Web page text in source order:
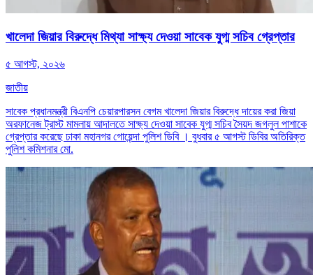
খালেদা জিয়ার বিরুদ্ধে মিথ্যা সাক্ষ্য দেওয়া সাবেক যুগ্ম সচিব গ্রেপ্তার
৫ আগস্ট, ২০২৬
জাতীয়
সাবেক প্রধানমন্ত্রী বিএনপি চেয়ারপারসন বেগম খালেদা জিয়ার বিরুদ্ধে দায়ের করা জিয়া
অরফানেজ ট্রাস্ট মামলায় আদালতে সাক্ষ্য দেওয়া সাবেক যুগ্ম সচিব সৈয়দ জগলুল পাশাকে
গ্রেপ্তার করেছে ঢাকা মহানগর গোয়েন্দা পুলিশ ডিবি । বুধবার ৫ আগস্ট ডিবির অতিরিক্ত
পুলিশ কমিশনার মো.